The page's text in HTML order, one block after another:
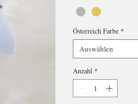
Österreich Farbe *
Auswählen
Anzahl *